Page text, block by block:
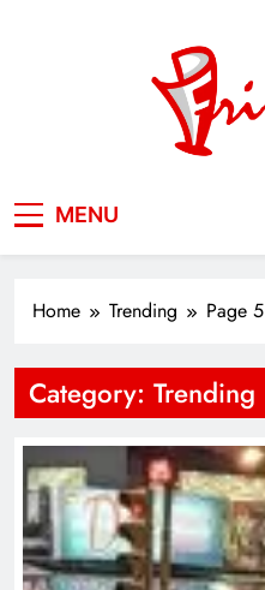
MENU
Home Trending Page 5
Category: Trending